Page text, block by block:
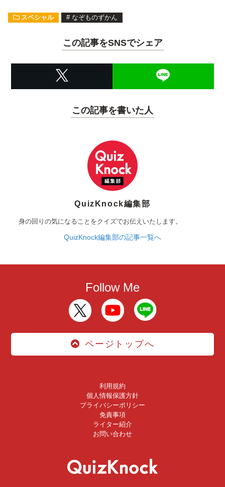
スペシャル # なぞものずかん
この記事をSNSでシェア
この記事を書いた人
QuizKnock編集部
身の回りの気になることをクイズでお伝えいたします。
QuizKnock編集部の記事一覧へ
Follow Me
ページトップへ
利用規約
個人情報保護方針
プライバシーポリシー
免責事項
ライター紹介
お問い合わせ